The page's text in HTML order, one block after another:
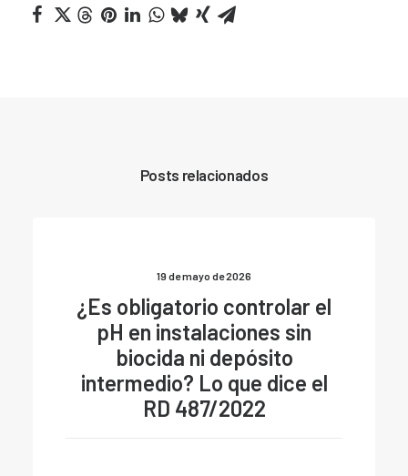
Posts relacionados
19 de mayo de 2026
¿Es obligatorio controlar el
pH en instalaciones sin
biocida ni depósito
intermedio? Lo que dice el
RD 487/2022